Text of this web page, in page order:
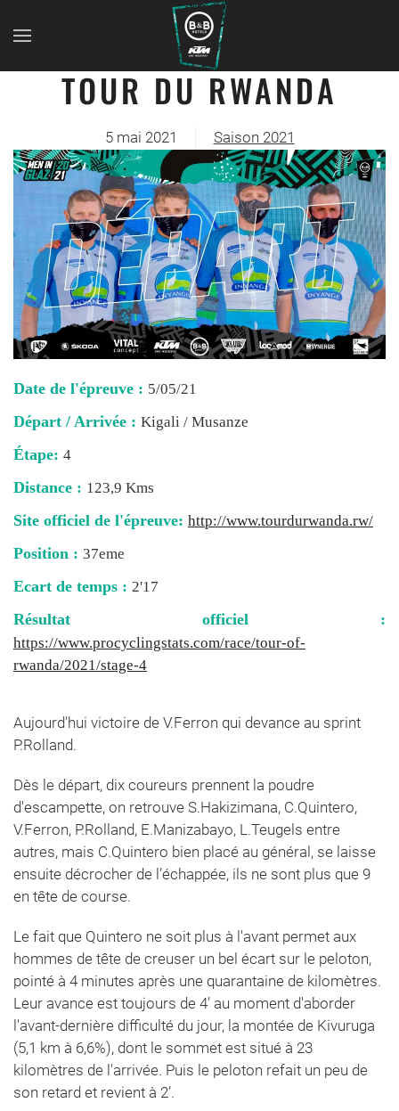
TOUR DU RWANDA
5 mai 2021 Saison 2021
Date de l'épreuve : 5/05/21
Départ / Arrivée : Kigali / Musanze
Étape: 4
Distance : 123,9 Kms
Site officiel de l'épreuve: http://www.tourdurwanda.rw/
Position : 37eme
Ecart de temps : 2'17
Résultat officiel :
https://www.procyclingstats.com/race/tour-of-
rwanda/2021/stage-4
Aujourd’hui victoire de V.Ferron qui devance au sprint
P.Rolland.
Dès le départ, dix coureurs prennent la poudre
d'escampette, on retrouve S.Hakizimana, C.Quintero,
V.Ferron, P.Rolland, E.Manizabayo, L.Teugels entre
autres, mais C.Quintero bien placé au général, se laisse
ensuite décrocher de l’échappée, ils ne sont plus que 9
en tête de course.
Le fait que Quintero ne soit plus à l'avant permet aux
hommes de tête de creuser un bel écart sur le peloton,
pointé à 4 minutes après une quarantaine de kilomètres.
Leur avance est toujours de 4’ au moment d'aborder
l'avant-dernière difficulté du jour, la montée de Kivuruga
(5,1 km à 6,6%), dont le sommet est situé à 23
kilomètres de l'arrivée. Puis le peloton refait un peu de
son retard et revient à 2’.